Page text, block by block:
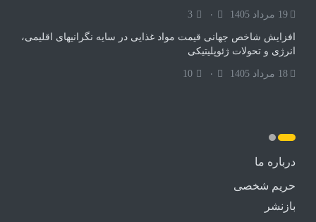
19 مرداد 1405 3
افزایش شاخص جهانی قیمت مواد غذایی در سایه نگرانیهای اقلیمی،
انرژی و تحولات ژئوپلیتیکی
18 مرداد 1405 10
درباره ما
حریم شخصی
بازنشر